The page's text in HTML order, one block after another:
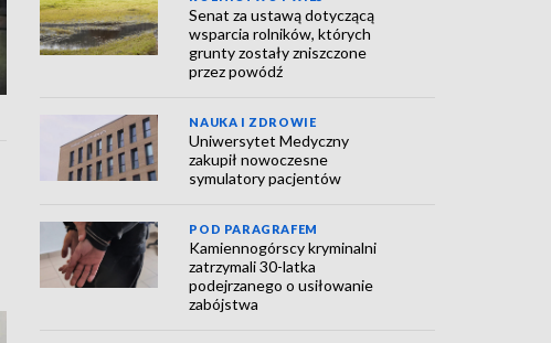
Senat za ustawą dotyczącą
wsparcia rolników, których
grunty zostały zniszczone
przez powódź
NAUKA I ZDROWIE
Uniwersytet Medyczny
zakupił nowoczesne
symulatory pacjentów
POD PARAGRAFEM
Kamiennogórscy kryminalni
zatrzymali 30-latka
podejrzanego o usiłowanie
zabójstwa